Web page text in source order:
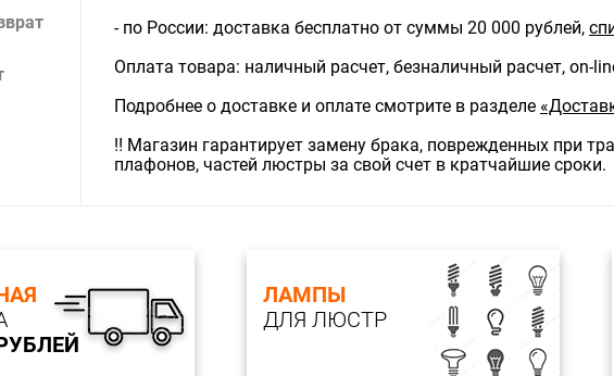
- по России: доставка бесплатно от суммы 20 000 рублей,
Оплата товара: наличный расчет, безналичный расчет, on-
Подробнее о доставке и оплате смотрите в разделе
‼️ Магазин гарантирует замену брака, поврежденных при
плафонов, частей люстры за свой счет в кратчайшие сроки.
ЛАМПЫ
ДЛЯ ЛЮСТР